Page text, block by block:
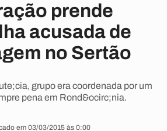
prende
acusada de
no Sertão
grupo era coordenada por um
pena em Rond&ocirc;nia.
em 03/03/2015 às 0:00